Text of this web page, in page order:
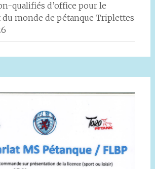
qualifiés d’office pour le
monde de pétanque Triplettes